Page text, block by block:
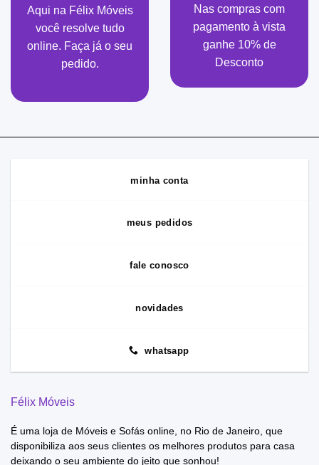
Aqui na Félix Móveis
você resolve tudo
online. Faça já o seu
pedido.
Nas compras com
pagamento à vista
ganhe 10% de
Desconto
minha conta
meus pedidos
fale conosco
novidades
whatsapp
Félix Móveis
É uma loja de Móveis e Sofás online, no Rio de Janeiro, que
disponibiliza aos seus clientes os melhores produtos para casa
deixando o seu ambiente do jeito que sonhou!